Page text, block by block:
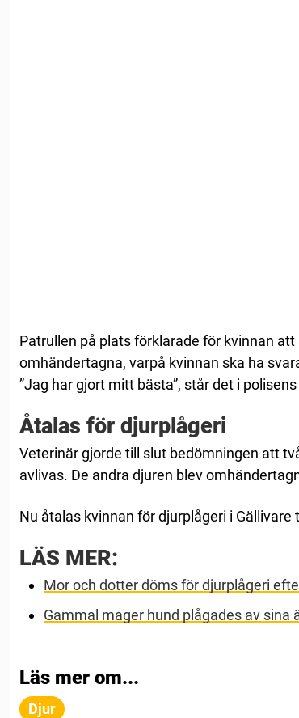
Patrullen på plats förklarade för kvinnan
omhändertagna, varpå kvinnan ska ha
”Jag har gjort mitt bästa”, står det i
Åtalas för djurplågeri
Veterinär gjorde till slut bedömningen att
avlivas. De andra djuren blev
Nu åtalas kvinnan för djurplågeri i Gällivare
LÄS MER:
Mor och dotter döms för djurplågeri
Gammal mager hund plågades av
Läs mer om...
Djur